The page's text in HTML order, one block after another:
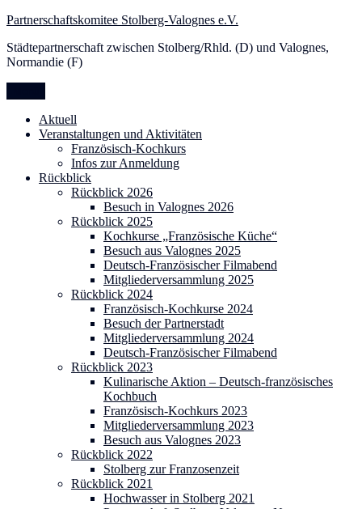
Zum
springen
Partnerschaftskomitee Stolberg-Valognes e.V.
Städtepartnerschaft zwischen Stolberg/Rhld. (D) und Valognes,
Normandie (F)
Aktuell
Veranstaltungen und Aktivitäten
Französisch-Kochkurs
Infos zur Anmeldung
Rückblick
Rückblick 2026
Besuch in Valognes 2026
Rückblick 2025
Kochkurse „Französische Küche“
Besuch aus Valognes 2025
Deutsch-Französischer Filmabend
Mitgliederversammlung 2025
Rückblick 2024
Französisch-Kochkurse 2024
Besuch der Partnerstadt
Mitgliederversammlung 2024
Deutsch-Französischer Filmabend
Rückblick 2023
Kulinarische Aktion – Deutsch-französisches
Kochbuch
Französisch-Kochkurs 2023
Mitgliederversammlung 2023
Besuch aus Valognes 2023
Rückblick 2022
Stolberg zur Franzosenzeit
Rückblick 2021
Hochwasser in Stolberg 2021